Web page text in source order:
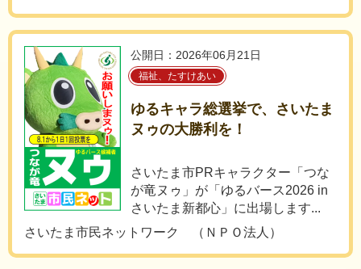
公開日：2026年06月21日
福祉、たすけあい
ゆるキャラ総選挙で、さいたま
ヌゥの大勝利を！
さいたま市PRキャラクター「つな
が竜ヌゥ」が「ゆるバース2026 in
さいたま新都心」に出場します...
さいたま市民ネットワーク （ＮＰＯ法人）